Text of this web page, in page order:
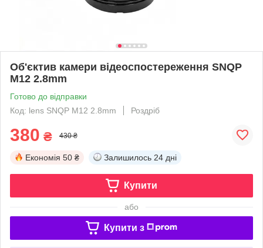
Об'єктив камери відеоспостереження SNQP
M12 2.8mm
Готово до відправки
Код: lens SNQP M12 2.8mm
Роздріб
380 ₴ 430 ₴
Економія 50 ₴ Залишилось 24 дні
Купити
або
Купити з